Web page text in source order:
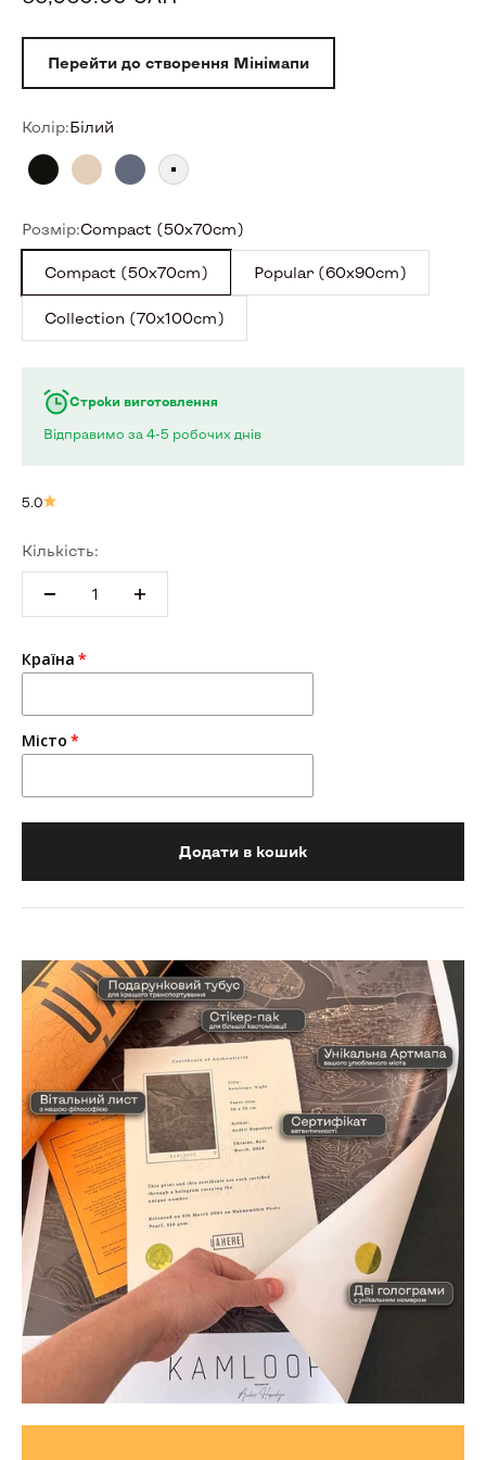
Перейти до створення Мінімапи
Колір:Білий
НічнийСепіяГрафітовий
Білий
Розмір:Compact (50x70cm)
Compact (50x70cm) Popular (60x90cm)
Collection (70x100cm)
Строки виготовлення
Відправимо за 4-5 робочих днів
5.0
Кількість:
Країна
Місто
Додати в кошик